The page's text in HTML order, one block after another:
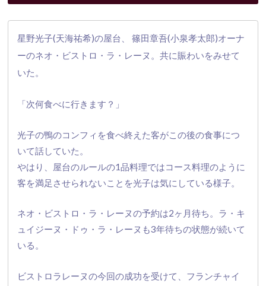
星野光子(天海祐希)の屋台、 篠田章吾(小泉孝太郎)オーナ
ーのネオ・ビストロ・ラ・レーヌ。共に賑わいをみせて
いた。
「次何食べに行きます？」
光子の鴨のコンフィを食べ終えた客がこの後の食事につ
いて話していた。
やはり、 屋台のルールの1品料理ではコース料理のように
客を満足させられないことを光子は気にしている様子。
ネオ・ビストロ・ラ・レーヌの予約は2ヶ月待ち。ラ・キ
ュイジーヌ・ドゥ・ラ・ レーヌも3年待ちの状態が続いて
いる。
ビストロラレーヌの今回の成功を受けて、 フランチャイ